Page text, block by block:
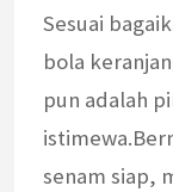
Sesuai
bola
pun adalah
senam siap,